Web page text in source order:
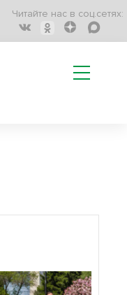
Читайте нас в соц.сетях: